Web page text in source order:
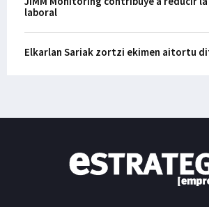
laboral
Elkarlan Sariak zortzi ekimen aitortu